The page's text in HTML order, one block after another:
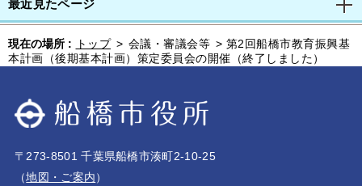
最近見たページ
現在の場所 : トップ > 会議・審議会等 > 第2回船橋市教育振興基
本計画（後期基本計画）策定委員会の開催（終了しました）
〒273-8501 千葉県船橋市湊町2-10-25
（地図・ご案内）